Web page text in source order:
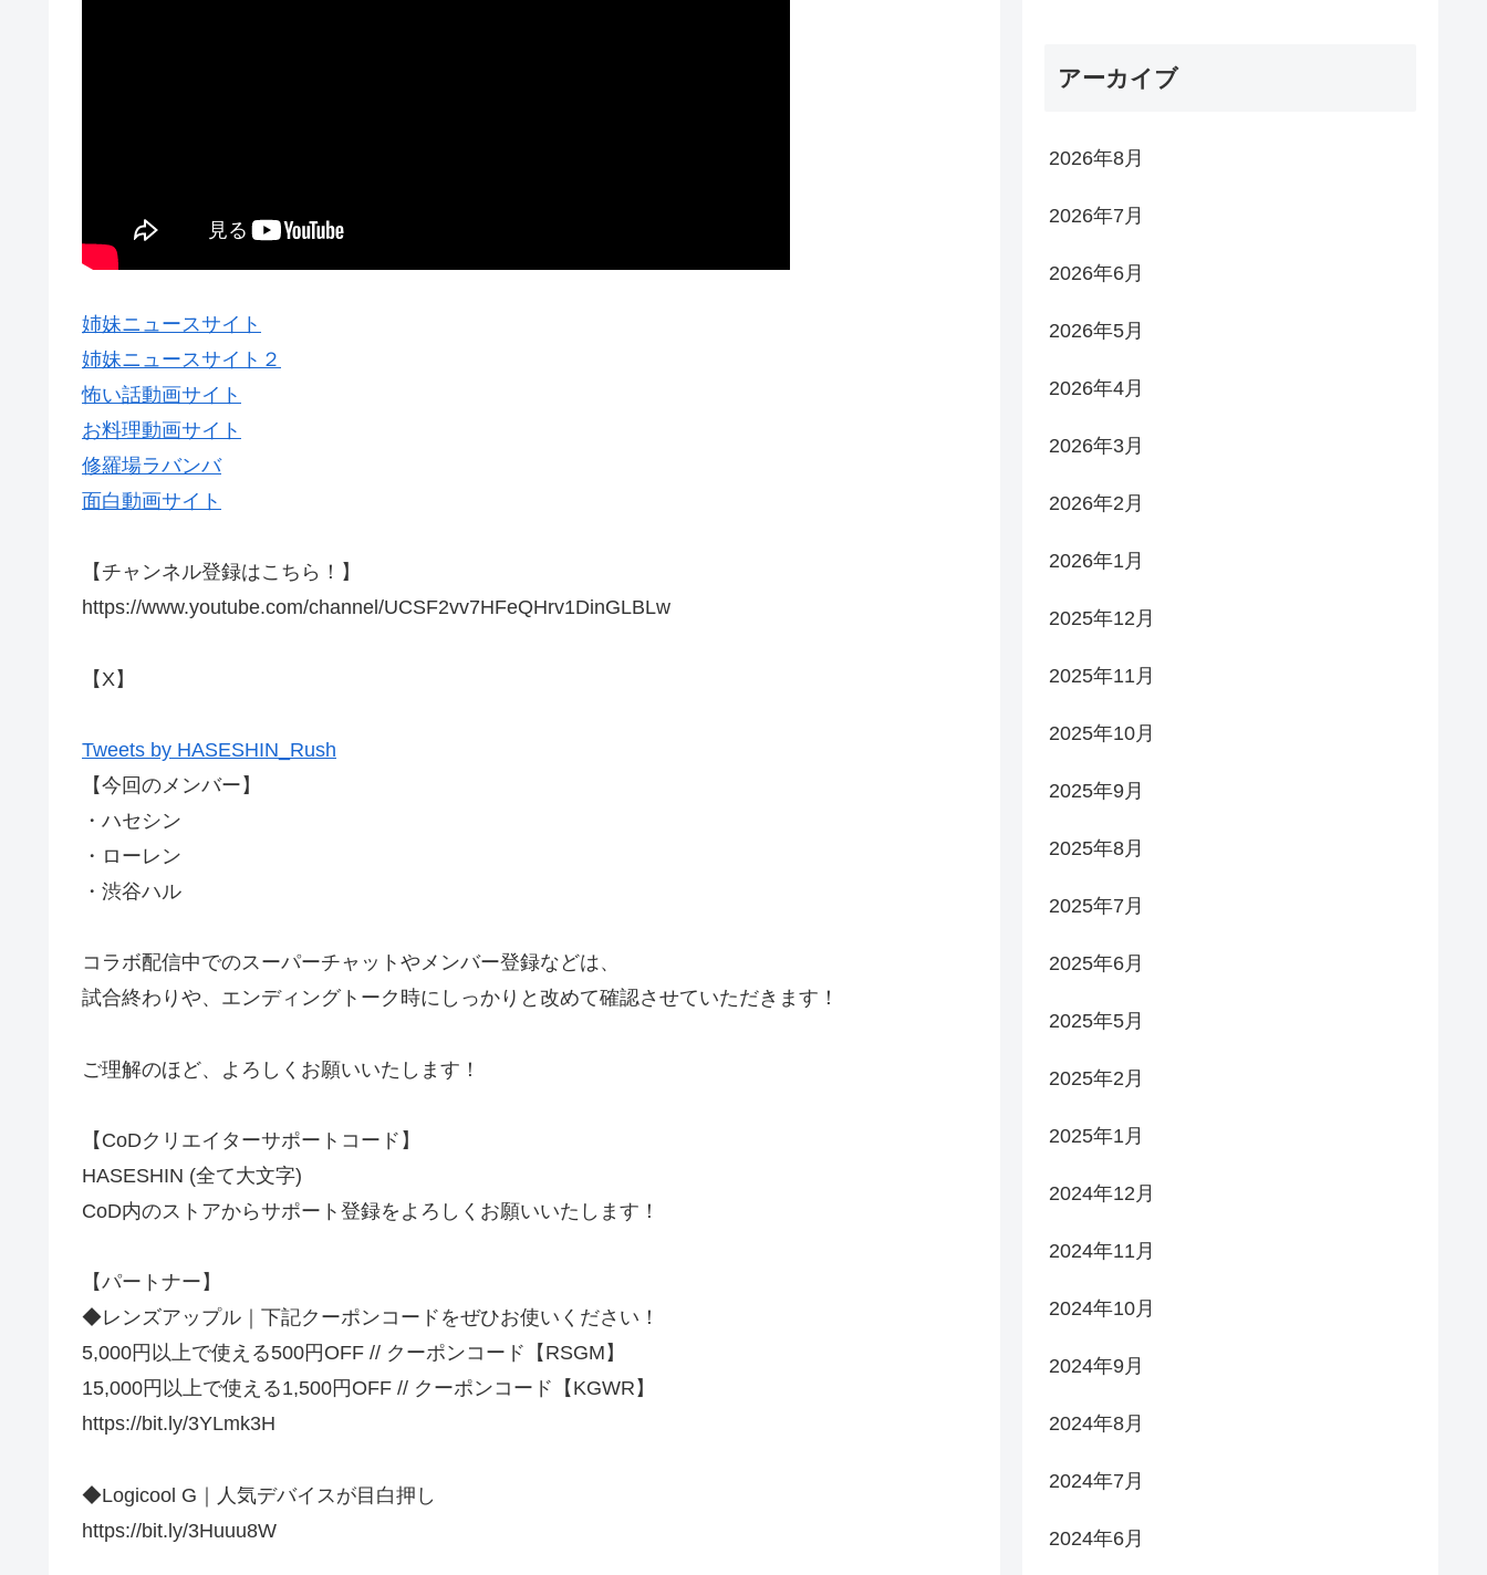
姉妹ニュースサイト
姉妹ニュースサイト２
怖い話動画サイト
お料理動画サイト
修羅場ラバンバ
面白動画サイト
【チャンネル登録はこちら！】
https://www.youtube.com/channel/UCSF2vv7HFeQHrv1DinGLBLw
【X】
Tweets by HASESHIN_Rush
【今回のメンバー】
・ハセシン
・ローレン
・渋谷ハル
コラボ配信中でのスーパーチャットやメンバー登録などは、
試合終わりや、エンディングトーク時にしっかりと改めて確認させていただきます！
ご理解のほど、よろしくお願いいたします！
【CoDクリエイターサポートコード】
HASESHIN (全て大文字)
CoD内のストアからサポート登録をよろしくお願いいたします！
【パートナー】
◆レンズアップル｜下記クーポンコードをぜひお使いください！
5,000円以上で使える500円OFF // クーポンコード【RSGM】
15,000円以上で使える1,500円OFF // クーポンコード【KGWR】
https://bit.ly/3YLmk3H
◆Logicool G｜人気デバイスが目白押し
https://bit.ly/3Huuu8W
アーカイブ
2026年8月
2026年7月
2026年6月
2026年5月
2026年4月
2026年3月
2026年2月
2026年1月
2025年12月
2025年11月
2025年10月
2025年9月
2025年8月
2025年7月
2025年6月
2025年5月
2025年2月
2025年1月
2024年12月
2024年11月
2024年10月
2024年9月
2024年8月
2024年7月
2024年6月